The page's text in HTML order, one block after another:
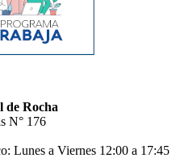
de Rocha
N° 176
Lunes a Viernes 12:00 a 17:45